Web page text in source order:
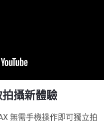
攝新體驗
無需手機操作即可獨立拍